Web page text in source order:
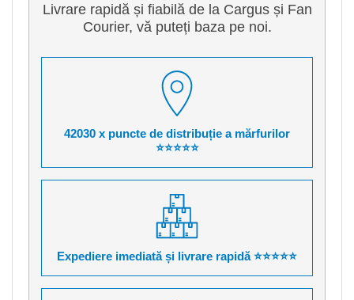
Livrare rapidă și fiabilă de la Cargus și Fan
Courier, vă puteți baza pe noi.
42030 x puncte de distribuție a mărfurilor
⭐⭐⭐⭐⭐
Expediere imediată și livrare rapidă ⭐⭐⭐⭐⭐